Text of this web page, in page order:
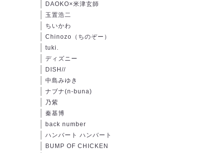
DAOKO×米津玄師
玉置浩二
ちいかわ
Chinozo（ちのぞー）
tuki.
ディズニー
DISH//
中島みゆき
ナブナ(n-buna)
乃紫
秦基博
back number
ハンバート ハンバート
BUMP OF CHICKEN